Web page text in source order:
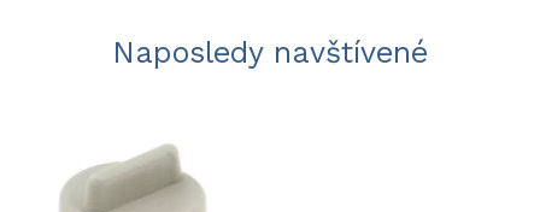
Naposledy navštívené